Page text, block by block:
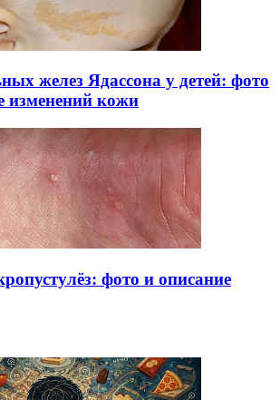
желез Ядассона у детей: фото
изменений кожи
фото и описание